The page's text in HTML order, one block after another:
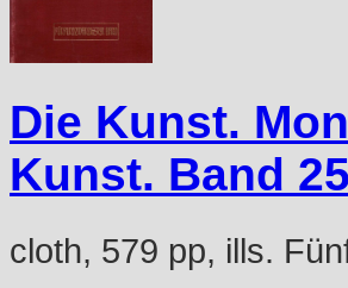
Die Kunst.
Kunst. Band 25
cloth, 579 pp, ills.